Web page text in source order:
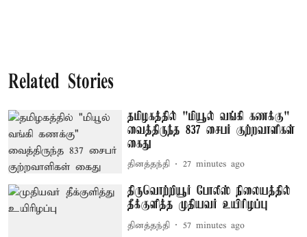
Related Stories
தமிழகத்தில் "மியூல் வங்கி கணக்கு"
வைத்திருந்த 837 சைபர் குற்றவாளிகள்
கைது
தினத்தந்தி 27 minutes ago
திருவொற்றியூர் போலீஸ் நிலையத்தில்
தீக்குளித்த முதியவர் உயிரிழப்பு
தினத்தந்தி 57 minutes ago